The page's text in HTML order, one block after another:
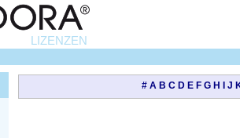
LIZENZEN
# A B C D E F G H J